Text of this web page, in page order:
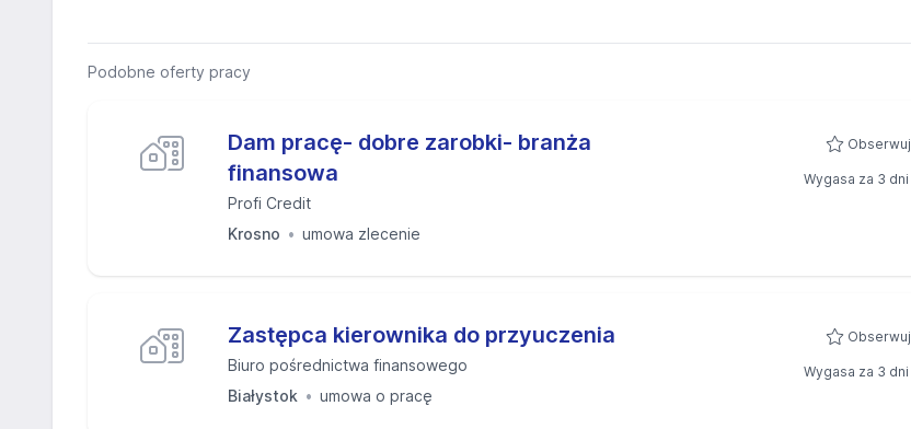
Podobne oferty pracy
Dam pracę- dobre zarobki- branża
finansowa
Profi Credit
Krosno
umowa zlecenie
Obserwuj
Wygasa za 3 dni
Zastępca kierownika do przyuczenia
Biuro pośrednictwa finansowego
Białystok
umowa o pracę
Obserwuj
Wygasa za 3 dni